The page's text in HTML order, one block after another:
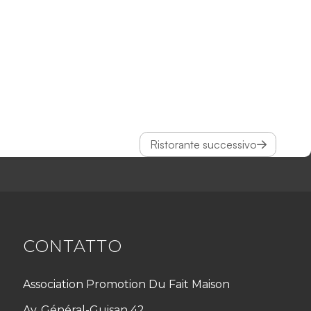
Ristorante successivo
CONTATTO
Association Promotion Du Fait Maison